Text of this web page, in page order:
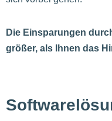
Die Einsparungen
größer, als Ihnen das